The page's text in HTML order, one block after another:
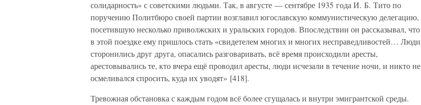
солидарность» с советскими людьми. Так, в августе — сентябре 1935 года И. Б. Тито по
поручению Политбюро своей партии возглавил югославскую коммунистическую делегацию,
посетившую несколько приволжских и уральских городов. Впоследствии он рассказывал, что
в этой поездке ему пришлось стать «свидетелем многих и многих несправедливостей… Люди
сторонились друг друга, опасались разговаривать, всё время происходили аресты,
арестовывались те, кто вчера ещё проводил аресты, люди исчезали в течение ночи, и никто не
осмеливался спросить, куда их уводят» [418].
Тревожная обстановка с каждым годом всё более сгущалась и внутри эмигрантской среды.